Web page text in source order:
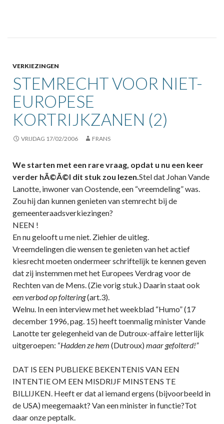
VERKIEZINGEN
STEMRECHT VOOR NIET-
EUROPESE
KORTRIJKZANEN (2)
VRIJDAG 17/02/2006 FRANS
We starten met een rare vraag, opdat u nu een keer
verder hÃ©Ã©l dit stuk zou lezen.Stel dat Johan Vande
Lanotte, inwoner van Oostende, een “vreemdeling” was.
Zou hij dan kunnen genieten van stemrecht bij de
gemeenteraadsverkiezingen?
NEEN !
En nu gelooft u me niet. Ziehier de uitleg.
Vreemdelingen die wensen te genieten van het actief
kiesrecht moeten ondermeer schriftelijk te kennen geven
dat zij instemmen met het Europees Verdrag voor de
Rechten van de Mens. (Zie vorig stuk.) Daarin staat ook
een verbod op foltering(art.3).
Welnu. In een interview met het weekblad “Humo” (17
december 1996, pag. 15) heeft toenmalig minister Vande
Lanotte ter gelegenheid van de Dutroux-affaire letterlijk
uitgeroepen: “Hadden ze hem (Dutroux) maar gefolterd!”
DAT IS EEN PUBLIEKE BEKENTENIS VAN EEN
INTENTIE OM EEN MISDRIJF MINSTENS TE
BILLIJKEN. Heeft er dat al iemand ergens (bijvoorbeeld in
de USA) meegemaakt? Van een minister in functie?Tot
daar onze peptalk.